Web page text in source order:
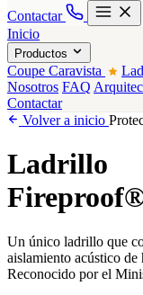
Contactar
Inicio
Productos
Coupe Caravista
Nosotros FAQ
Contactar
Volver a inicio
Ladrillo
Un único ladrillo que
aislamiento acústico
Reconocido por el